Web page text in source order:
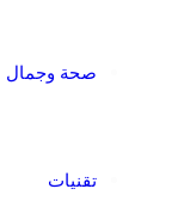
صحة وجمال